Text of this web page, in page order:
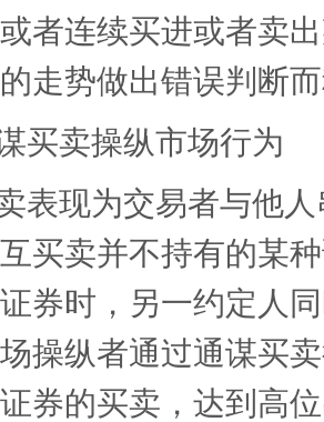
者连续买进或者卖
走势做出错误判断
买卖操纵市场行为
表现为交易者与他
买卖并不持有的某
券时，另一约定人
操纵者通过通谋买
券的买卖，达到高